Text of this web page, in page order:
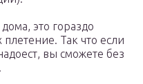
это гораздо
Так что если
вы сможете без